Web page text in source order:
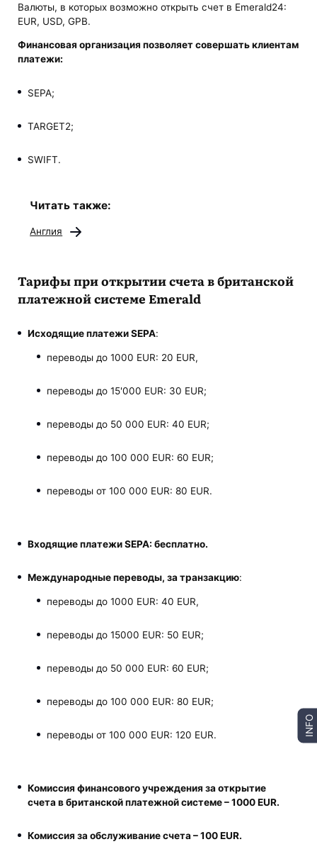
Валюты, в которых возможно открыть счет в Emerald24:
EUR, USD, GPB.
Финансовая организация позволяет совершать клиентам
платежи:
SEPA;
TARGET2;
SWIFT.
Читать также:
Англия
Тарифы при открытии счета в британской
платежной системе Emerald
Исходящие платежи SEPA:
переводы до 1000 EUR: 20 EUR,
переводы до 15'000 EUR: 30 EUR;
переводы до 50 000 EUR: 40 EUR;
переводы до 100 000 EUR: 60 EUR;
переводы от 100 000 EUR: 80 EUR.
Входящие платежи SEPA: бесплатно.
Международные переводы, за транзакцию:
переводы до 1000 EUR: 40 EUR,
переводы до 15000 EUR: 50 EUR;
переводы до 50 000 EUR: 60 EUR;
переводы до 100 000 EUR: 80 EUR;
переводы от 100 000 EUR: 120 EUR.
Комиссия финансового учреждения за открытие
счета в британской платежной системе – 1000 EUR.
Комиссия за обслуживание счета – 100 EUR.
INFO